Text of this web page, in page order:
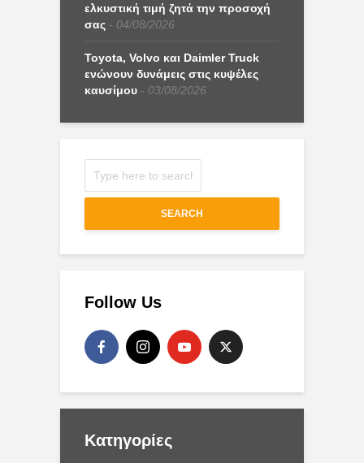
ελκυστική τιμή ζητά την προσοχή
σας
04/08/2026
Toyota, Volvo και Daimler Truck
ενώνουν δυνάμεις στις κυψέλες
καυσίμου
03/08/2026
SEARCH
Follow Us
Kατηγορίες